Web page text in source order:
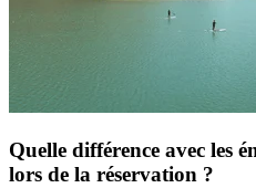
Quelle différence avec les
lors de la réservation ?